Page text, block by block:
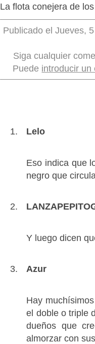
La flota conejera de
Publicado el Jueves,
Siga cualquier
Puede introducir un
Lelo
Eso indica que
negro que
Y luego dicen
Azur
Hay
el doble o triple
dueños que
almorzar con